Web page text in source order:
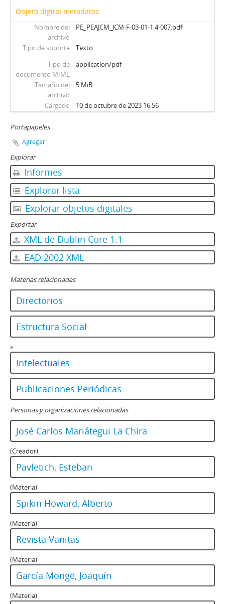
Objeto digital metadatos
Nombre del
archivo
PE_PEAJCM_JCM-F-03-01-1.4-007.pdf
Tipo de soporte
Texto
Tipo de
documento MIME
application/pdf
Tamaño del
archivo
5 MiB
Cargado 10 de octubre de 2023 16:56
Portapapeles
Agregar
Explorar
Informes
Explorar lista
Explorar objetos digitales
Exportar
XML de Dublin Core 1.1
EAD 2002 XML
Materias relacionadas
Directorios
Estructura Social
»
Intelectuales
Publicaciones Periódicas
Personas y organizaciones relacionadas
José Carlos Mariátegui La Chira
(Creador)
Pavletich, Esteban
(Materia)
Spikin Howard, Alberto
(Materia)
Revista Vanitas
(Materia)
García Monge, Joaquín
(Materia)